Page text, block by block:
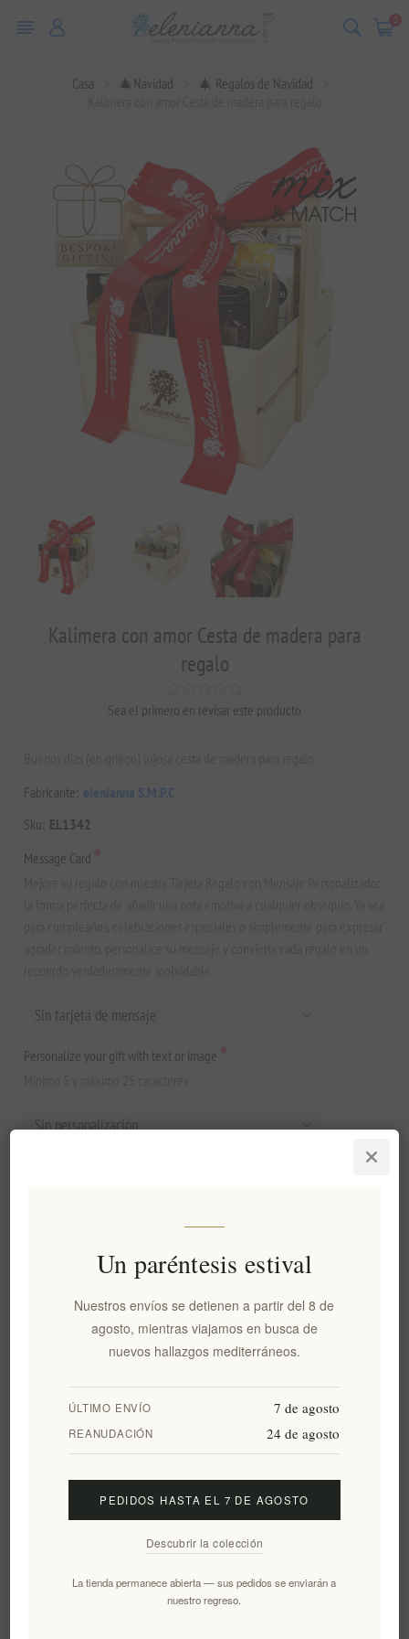
0
Casa 🎄Navidad
🎄 Regalos de Navidad
Kalimera con amor Cesta de madera para
regalo
Sea el primero en revisar este producto
Fabricante: elenianna S.M.P.C
Sku: EL1342
Message Card*
Personalize your gift with text or image*
Precio más bajo en los últimos 30 días:: €84,90 excl impuestos
AÑADIR AL CARRITO
Añadir a la lista de deseos
Visión general especificaciones
Comentarios
Un paréntesis estival
Nuestros envíos se detienen a partir del 8 de
agosto, mientras viajamos en busca de
nuevos hallazgos mediterráneos.
ÚLTIMO ENVÍO 7 de agosto
REANUDACIÓN 24 de agosto
PEDIDOS HASTA EL 7 DE AGOSTO
Descubrir la colección
La tienda permanece abierta — sus pedidos se enviarán a
nuestro regreso.